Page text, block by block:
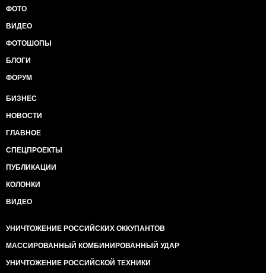
ФОТО
ВИДЕО
ФОТОШОПЫ
БЛОГИ
ФОРУМ
БИЗНЕС
НОВОСТИ
ГЛАВНОЕ
СПЕЦПРОЕКТЫ
ПУБЛИКАЦИИ
КОЛОНКИ
ВИДЕО
УНИЧТОЖЕНИЕ РОССИЙСКИХ ОККУПАНТОВ
МАССИРОВАННЫЙ КОМБИНИРОВАННЫЙ УДАР
УНИЧТОЖЕНИЕ РОССИЙСКОЙ ТЕХНИКИ